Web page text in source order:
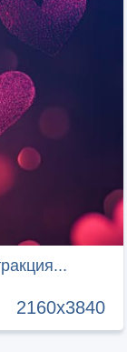
2160x3840